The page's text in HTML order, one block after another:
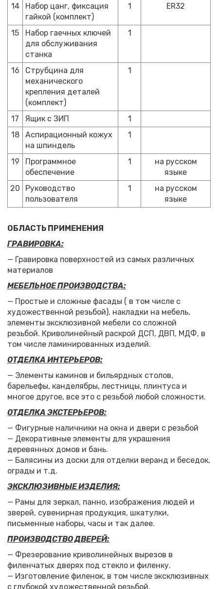
14
Набор цанг, фиксация
гайкой (комплект)
1 ER32
15
Набор гаечных ключей
для обслуживания
станка
1
16
Струбцина для
механического
крепления деталей
(комплект)
1
17 Ящик с ЗИП
1
18
Аспирационный кожух
на шпиндель
1
19
Программное
обеспечение
1
на русском
языке
20
Руководство
пользователя
1
на русском
языке
ОБЛАСТЬ ПРИМЕНЕНИЯ
ГРАВИРОВКА:
— Гравировка поверхностей из самых различных
материалов
МЕБЕЛЬНОЕ ПРОИЗВОДСТВА:
— Простые и сложные фасады ( в том числе с
художественной резьбой), накладки на мебель,
элементы эксклюзивной мебели со сложной
резьбой. Криволинейный раскрой ДСП, ДВП, МДФ, в
том числе ламинированных изделий.
ОТДЕЛКА ИНТЕРЬЕРОВ:
— Элементы каминов и бильярдных столов,
барельефы, канделябры, лестницы, плинтуса и
многое другое, все это с резьбой любой сложности.
ОТДЕЛКА ЭКСТЕРЬЕРОВ:
— Фигурные наличники на окна и двери с резьбой
— Декоративные элементы для украшения
деревянных домов и бань.
— Балясины из доски для отделки веранд и беседок,
ограды и т.д.
ЭКСКЛЮЗИВНЫЕ ИЗДЕЛИЯ:
— Рамы для зеркал, панно, изображения людей и
зверей, сувенирная продукция, шкатулки,
письменные наборы, часы и так далее.
ПРОИЗВОДСТВО ДВЕРЕЙ:
— Фрезерование криволинейных вырезов в
филенчатых дверях под стекло и филенку.
— Изготовление филенок, в том числе эксклюзивных
с глубокой художественной резьбой.